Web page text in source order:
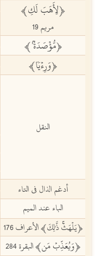
ﵳلِأَهَبَ لَكِﵲ
مريم 19
ﵳمُّؤۡصَدَةُۢﵲ
ﵳوَرِءۡيٗاﵲ
النقل
أدغم الذال في التاء
الباء عند الميم
ﵳيَلۡهَثۚ ذَّٰلِكَﵲالأعراف 176
ﵳوَيُعَذِّبۡ مَنﵲالبقرة 284